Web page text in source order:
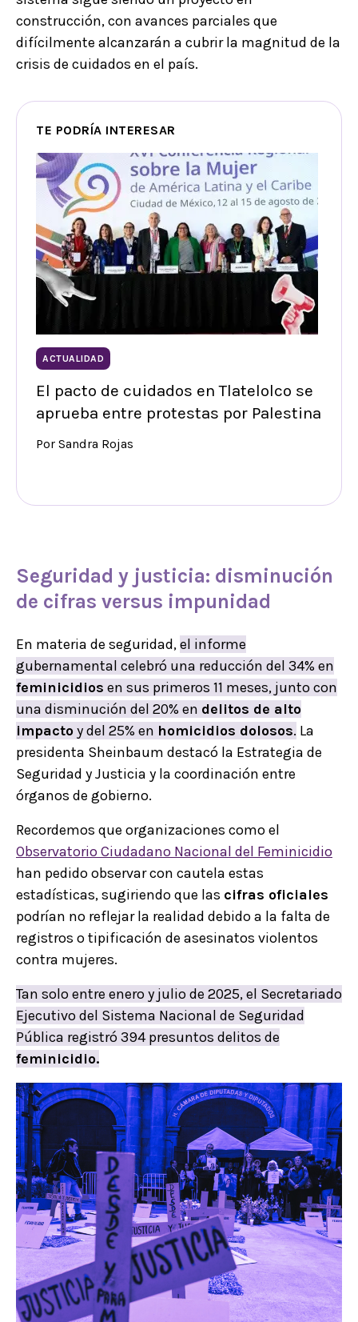
construcción, con avances parciales que
difícilmente alcanzarán a cubrir la magnitud de la
crisis de cuidados en el país.
TE PODRÍA INTERESAR
ACTUALIDAD
El pacto de cuidados en Tlatelolco se
aprueba entre protestas por Palestina
Por Sandra Rojas
Seguridad y justicia: disminución
de cifras versus impunidad
En materia de seguridad,el informe
gubernamental celebró una reducción del 34% en
feminicidios en sus primeros 11 meses, junto con
una disminución del 20% en delitos de alto
impactoy del 25% en homicidios dolosos. La
presidenta Sheinbaum destacó la Estrategia de
Seguridad y Justicia y la coordinación entre
órganos de gobierno.
Recordemos que organizaciones como el
Observatorio Ciudadano Nacional del Feminicidio
han pedido observar con cautela estas
estadísticas, sugiriendo que las cifras oficiales
podrían no reflejar la realidad debido a la falta de
registros o tipificación de asesinatos violentos
contra mujeres.
Tan solo entre enero y julio de 2025, el Secretariado
Ejecutivo del Sistema Nacional de Seguridad
Pública registró 394 presuntos delitos de
feminicidio.